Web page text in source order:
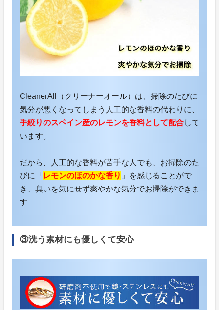
CleanerAll（クリーナーオール）は、掃除のたびに
気分が悪くなってしまう人工的な香料の代わりに、
手絞りのスペイン産のレモンを香料として配合して
います。
だから、人工的な香料が苦手な人でも、お掃除のた
びに「 レモンのほのかな香り 」を感じることがで
き、臭いを気にせず爽やかな気分でお掃除ができま
す
③洗う素材にも優しくて安心